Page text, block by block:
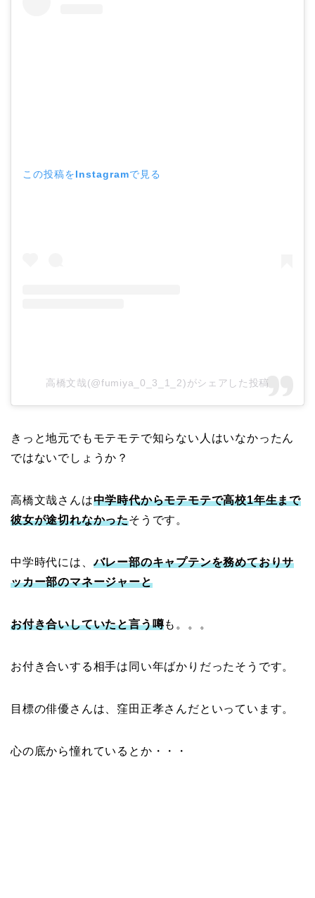
この投稿をInstagramで見る
高橋文哉(@fumiya_0_3_1_2)がシェアした投稿
きっと地元でもモテモテで知らない人はいなかったん
ではないでしょうか？
高橋文哉さんは中学時代からモテモテで高校1年生まで
彼女が途切れなかったそうです。
中学時代には、バレー部のキャプテンを務めておりサ
ッカー部のマネージャーと
お付き合いしていたと言う噂も。。。
お付き合いする相手は同い年ばかりだったそうです。
目標の俳優さんは、窪田正孝さんだといっています。
心の底から憧れているとか・・・